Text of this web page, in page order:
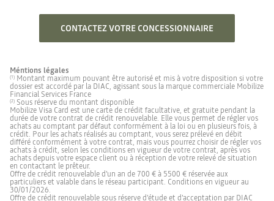
CONTACTEZ VOTRE CONCESSIONNAIRE
Méntions légales
(1) Montant maximum pouvant être autorisé et mis à votre disposition si votre
dossier est accordé par la DIAC, agissant sous la marque commerciale Mobilize
Financial Services France
(2) Sous réserve du montant disponible
Mobilize Visa Card est une carte de crédit facultative, et gratuite pendant la
durée de votre contrat de crédit renouvelable. Elle vous permet de régler vos
achats au comptant par défaut conformément à la loi ou en plusieurs fois, à
crédit. Pour les achats réalisés au comptant, vous serez prélevé en débit
différé conformément à votre contrat, mais vous pourrez choisir de régler vos
achats à crédit, selon les conditions en vigueur de votre contrat, après vos
achats depuis votre espace client ou à réception de votre relevé de situation
en contactant le prêteur.
Offre de crédit renouvelable d’un an de 700 € à 5500 € réservée aux
particuliers et valable dans le réseau participant. Conditions en vigueur au
30/01/2026.
Offre de crédit renouvelable sous réserve d’étude et d’acceptation par DIAC